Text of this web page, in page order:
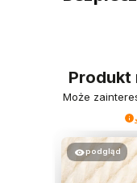
Produkt
Może
podgląd